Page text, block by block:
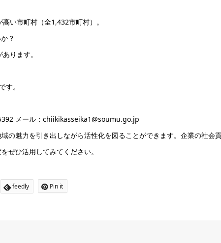
い市町村（全1,432市町村）。
？
ります。
。
メール：chiikikasseika1@soumu.go.jp
の魅力を引き出しながら活性化を図ることができます。企業の社会
ぜひ活用してみてください。
feedly Pin it